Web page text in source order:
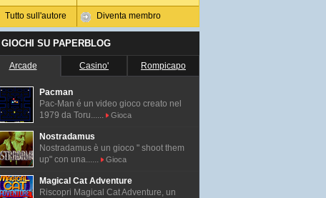
Tutto sull'autore Diventa membro
I GIOCHI SU PAPERBLOG
Arcade Casino' Rompicapo
Pacman
Pac-Man é un video gioco creato nel
1979 da Toru......
Gioca
Nostradamus
Nostradamus è un gioco " shoot them
up" con una......
Gioca
Magical Cat Adventure
Riscopri Magical Cat Adventure, un